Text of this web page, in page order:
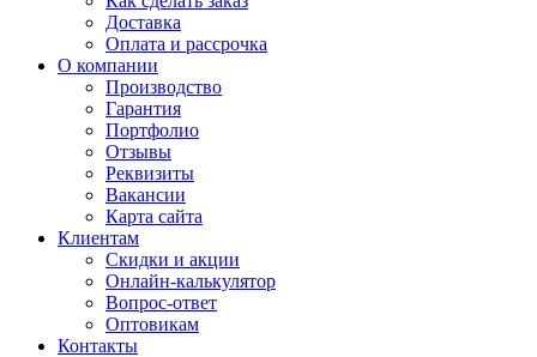
Доставка
Оплата и рассрочка
О компании
Производство
Гарантия
Портфолио
Отзывы
Реквизиты
Вакансии
Карта сайта
Клиентам
Скидки и акции
Онлайн-калькулятор
Вопрос-ответ
Оптовикам
Контакты